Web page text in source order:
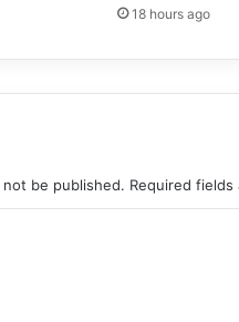
18 hours ago
be published. Required fields